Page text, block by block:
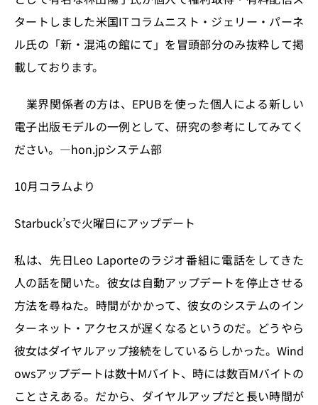
タートしました米国ITコラムニスト・ジェリー・パーネ
ル氏の「新・混沌の館にて」を冒頭部分のみ抜粋して掲
載しております。
業界関係者の方は、EPUBを使った個人による新しい
電子出版モデルの一例として、研究の参考にしてみてく
ださい。—hon.jpシステム部
10月コラムより
Starbuck’sで火曜日にアップデート
私は、先日Leo Laporteのラジオ番組に電話をしてきた
人の話を聞いた。彼女は自動アップデートを停止させる
方法を尋ねた。時間がかかって、彼女のシステムのイン
ターネット・アクセスが遅くなるというのだ。どうやら
彼女はダイヤルアップ接続をしているらしかった。Wind
owsアップデートは数十Mバイト、時には数百Mバイトの
ことさえある。だから、ダイヤルアップだと長い時間が